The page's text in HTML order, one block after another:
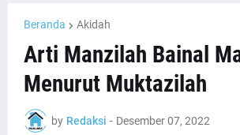
Beranda Akidah
Arti Manzilah Bainal
Menurut Muktazilah
by Redaksi - Desember 07, 2022